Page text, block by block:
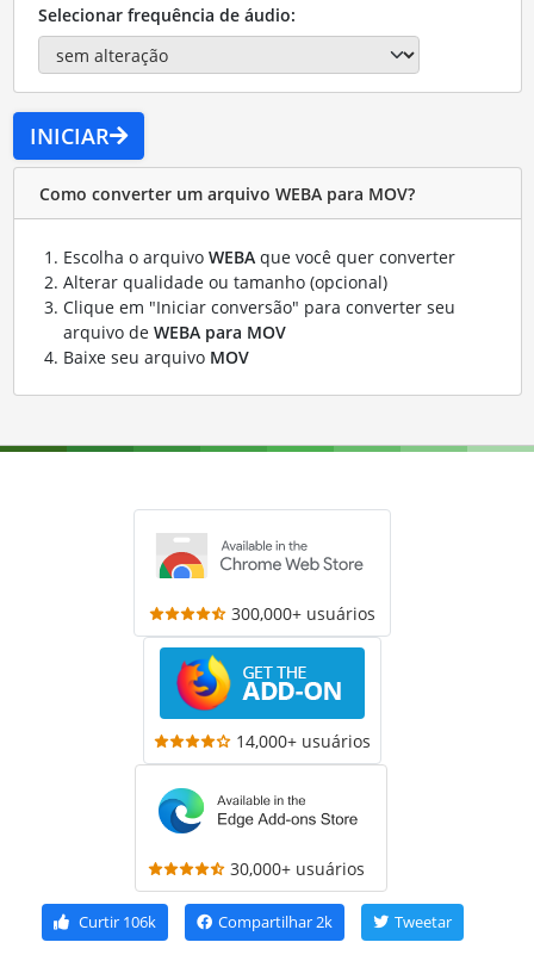
Selecionar frequência de áudio:
INICIAR
Como converter um arquivo WEBA para MOV?
Escolha o arquivo WEBAque você quer converter
Alterar qualidade ou tamanho (opcional)
Clique em "Iniciar conversão" para converter seu
arquivo de WEBA para MOV
Baixe seu arquivo MOV
300,000+ usuários
14,000+ usuários
30,000+ usuários
Curtir 106k Compartilhar2k Tweetar